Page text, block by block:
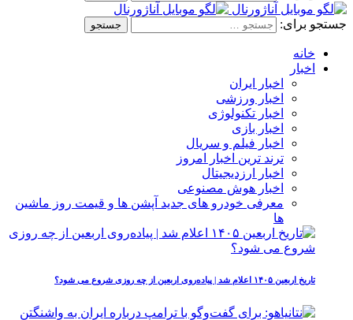
جستجو برای:
خانه
اخبار
اخبار ایران
اخبار ورزشی
اخبار تکنولوژی
اخبار بازی
اخبار فیلم و سریال
ترند ترین اخبار امروز
اخبار ارزدیجیتال
اخبار هوش مصنوعی
معرفی خودرو های جدید آپشن‌ ها و قیمت روز ماشین‌
ها
تاریخ اربعین ۱۴۰۵ اعلام شد | پیاده‌روی اربعین از چه روزی شروع می‌ شود؟